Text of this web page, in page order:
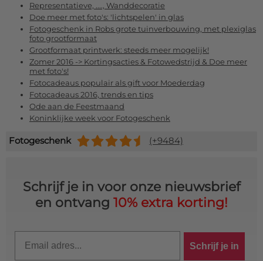
Representatieve, ...., Wanddecoratie
Doe meer met foto's: 'lichtspelen' in glas
Fotogeschenk in Robs grote tuinverbouwing, met plexiglas
foto grootformaat
Grootformaat printwerk: steeds meer mogelijk!
Zomer 2016 -> Kortingsacties & Fotowedstrijd & Doe meer
met foto's!
Fotocadeaus populair als gift voor Moederdag
Fotocadeaus 2016, trends en tips
Ode aan de Feestmaand
Koninklijke week voor Fotogeschenk
Fotogeschenk (+9484)
Schrijf je in voor onze nieuwsbrief
en ontvang 10% extra korting!
Schrijf je in